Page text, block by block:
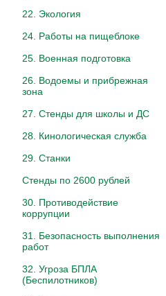
22. Экология
24. Работы на пищеблоке
25. Военная подготовка
26. Водоемы и прибрежная
зона
27. Стенды для школы и ДС
28. Кинологическая служба
29. Станки
Стенды по 2600 рублей
30. Противодействие
коррупции
31. Безопасность выполнения
работ
32. Угроза БПЛА
(Беспилотников)